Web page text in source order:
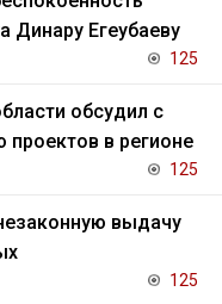
Динару Егеубаеву
125
обсудил с
проектов в регионе
125
выдачу
125